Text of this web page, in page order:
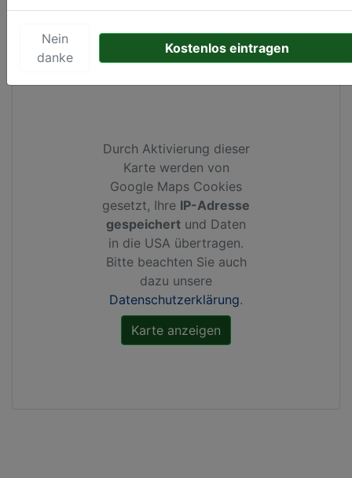
Kartenansicht Dorpsplein 6inWestervoort
Durch Aktivierung dieser
Karte werden von
Google Maps Cookies
gesetzt, Ihre IP-Adresse
gespeichert und Daten
in die USA übertragen.
Bitte beachten Sie auch
dazu unsere
Datenschutzerklärung.
Nein
danke
Kostenlos eintragen